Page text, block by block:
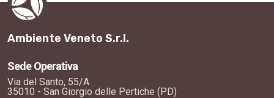
Ambiente Veneto S.r.l.
Sede Operativa
Via del Santo, 55/A
35010 - San Giorgio delle Pertiche (PD)